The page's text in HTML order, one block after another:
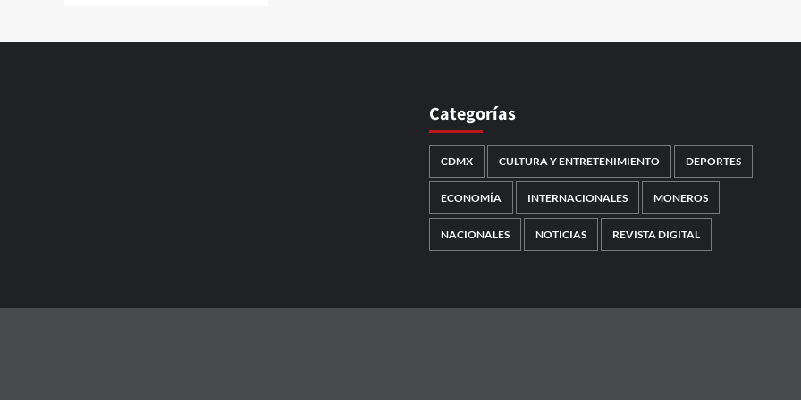
Categorías
CDMX CULTURA Y ENTRETENIMIENTO DEPORTES
ECONOMÍA INTERNACIONALES MONEROS
NACIONALES NOTICIAS REVISTA DIGITAL